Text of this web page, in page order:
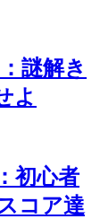
謎解き
よ
初心者
コア達